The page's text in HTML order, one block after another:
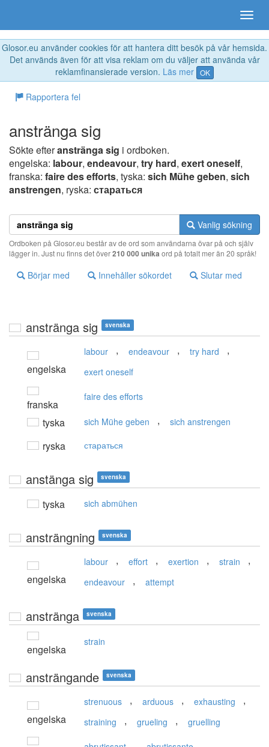
Glosor.eu använder cookies för att hantera ditt besök på vår hemsida.
Det används även för att visa reklam om du väljer att använda vår
reklamfinansierade version. Läs mer OK
Rapportera fel
anstränga sig
Sökte efteranstränga sig i ordboken.
engelska: labour, endeavour, try hard, exert oneself,
franska: faire des efforts, tyska: sich Mühe geben, sich
anstrengen, ryska: стараться
Vanlig sökning
Ordboken på Glosor.eu består av de ord som användarna övar på och själv
lägger in. Just nu finns det över210 000 unika ord på totalt mer än 20 språk!
Börjar med Innehåller sökordet Slutar med
anstränga sig svenska
engelska
labour , endeavour , try hard ,
exert oneself
franska
faire des efforts
tyska sich Mühe geben , sich anstrengen
ryska стараться
anstänga sig svenska
tyska sich abmühen
ansträngning svenska
engelska
labour , effort , exertion , strain ,
endeavour , attempt
anstränga svenska
engelska
strain
ansträngande svenska
engelska
strenuous , arduous , exhausting ,
straining , grueling , gruelling